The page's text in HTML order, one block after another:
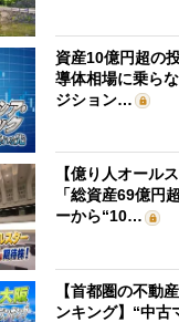
資産10億円超の
導体相場に乗ら
ジション…
【億り人オール
「総資産69億円
ーから“10…
【首都圏の不動
ンキング】“中古